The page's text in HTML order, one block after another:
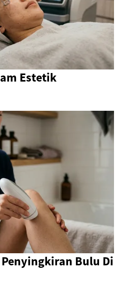
Estetik
Bulu Di